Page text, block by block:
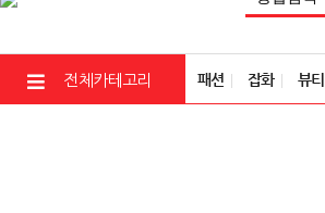
전체카테고리 패션 잡화 뷰티